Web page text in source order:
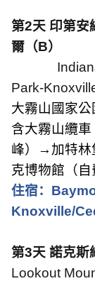
第2天 印第安
爾（B）
Park-
大霧山國家公
含大霧山纜車
峰）→加特林
克博物館（自
住宿：
Knoxville/
第3天 諾克斯
Lookout